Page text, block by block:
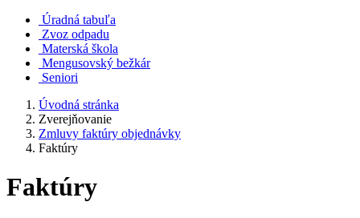
Úradná tabuľa
Zvoz odpadu
Materská škola
Mengusovský bežkár
Seniori
Úvodná stránka
Zverejňovanie
Zmluvy faktúry objednávky
Faktúry
Faktúry